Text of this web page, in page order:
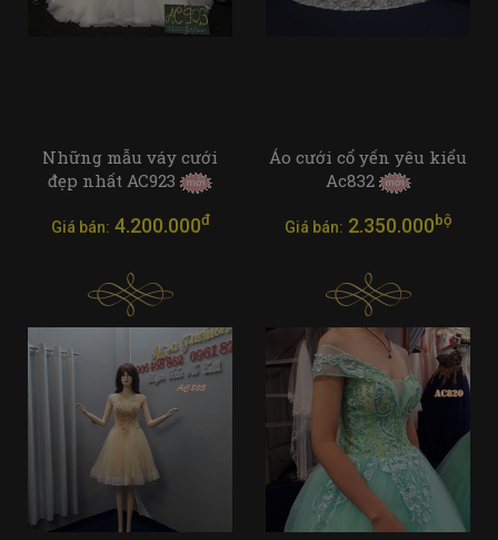
Những mẫu váy cưới
đẹp nhất AC923
Giá bán: 4.200.000đ
Áo cưới cổ yến yêu kiểu
Ac832
Giá bán: 2.350.000bộ